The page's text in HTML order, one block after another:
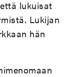
lukuisat
Lukijan
hän